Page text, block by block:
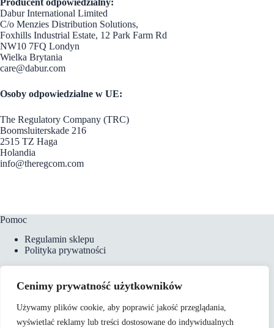
Cenimy prywatność użytkowników
Używamy plików cookie, aby poprawić jakość przeglądania,
wyświetlać reklamy lub treści dostosowane do indywidualnych
Dabur International Limited
C/o Menzies Distribution Solutions,
Foxhills Industrial Estate, 12 Park Farm Rd
NW10 7FQ Londyn
Wielka Brytania
care@dabur.com
Osoby odpowiedzialne w UE:
The Regulatory Company (TRC)
Boomsluiterskade 216
2515 TZ Haga
Holandia
info@theregcom.com
Pomoc
Regulamin sklepu
Polityka prywatności
Płatności i dostawa
Formy płatności
Koszty dostawy